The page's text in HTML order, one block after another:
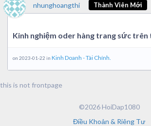
nhunghoangthi Thành Viên Mới
Kinh nghiệm oder hàng trang sức trên
on 2023-01-22 in Kinh Doanh - Tài Chính.
this is not frontpage
©2026 HoiDap1080
Điều Khoản & Riêng Tư